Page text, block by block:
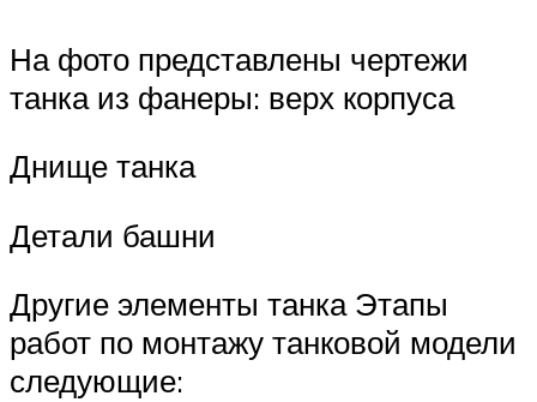
На фото представлены чертежи
танка из фанеры: верх корпуса
Днище танка
Детали башни
Другие элементы танка Этапы
работ по монтажу танковой модели
следующие: